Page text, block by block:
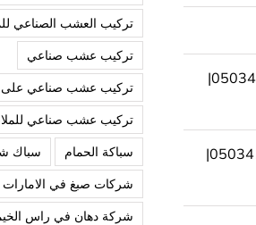
شركة صيانة عامة في الشارقة |0503418441|
تركيب فورسيلنج في ام القيوين |0503418441|
تركيب العشب الصناعي
تركيب عشب صناعي
تركيب عشب صناعي على
تركيب عشب صناعي
سباكة الحمام
سباك
شركات صبغ في الامارات
شركة دهان في راس